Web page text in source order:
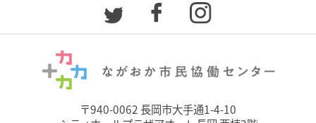
〒940-0062 長岡市大手通1-4-10